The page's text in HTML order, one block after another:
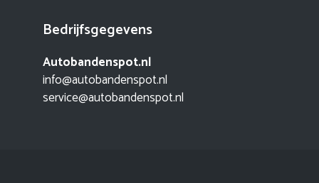
Bedrijfsgegevens
Autobandenspot.nl
info@autobandenspot.nl
service@autobandenspot.nl